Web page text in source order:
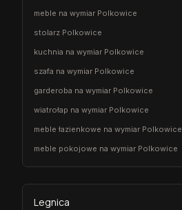
meble na wymiar Polkowice
stolarz Polkowice
kuchnia na wymiar Polkowice
szafa na wymiar Polkowice
garderoba na wymiar Polkowice
wiatrołap na wymiar Polkowice
meble łazienkowe na wymiar Polkowice
meble pokojowe na wymiar Polkowice
Legnica